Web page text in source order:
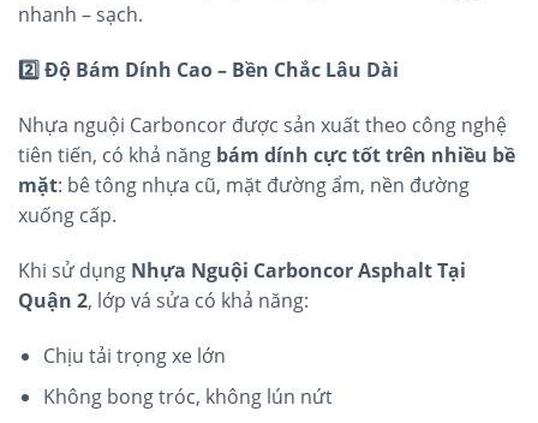
nhanh – sạch.
2️Độ Bám Dính Cao – Bền Chắc Lâu Dài
Nhựa nguội Carboncor được sản xuất theo công nghệ
tiên tiến, có khả năng bám dính cực tốt trên nhiều bề
mặt: bê tông nhựa cũ, mặt đường ẩm, nền đường
xuống cấp.
Khi sử dụng Nhựa Nguội Carboncor Asphalt Tại
Quận 2, lớp vá sửa có khả năng:
Chịu tải trọng xe lớn
Không bong tróc, không lún nứt